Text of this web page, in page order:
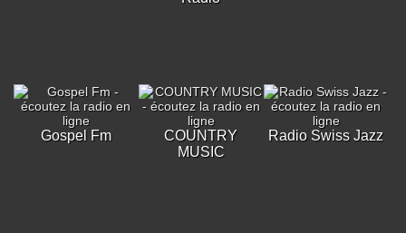
Gospel Fm
COUNTRY
MUSIC
Radio Swiss Jazz